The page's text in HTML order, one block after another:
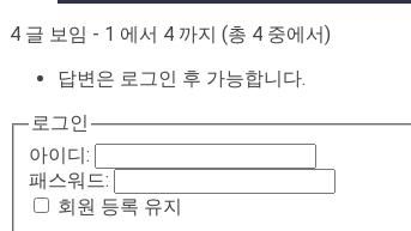
4 글 보임 - 1 에서 4 까지 (총 4 중에서)
답변은 로그인 후 가능합니다.
로그인
아이디:
패스워드:
회원 등록 유지